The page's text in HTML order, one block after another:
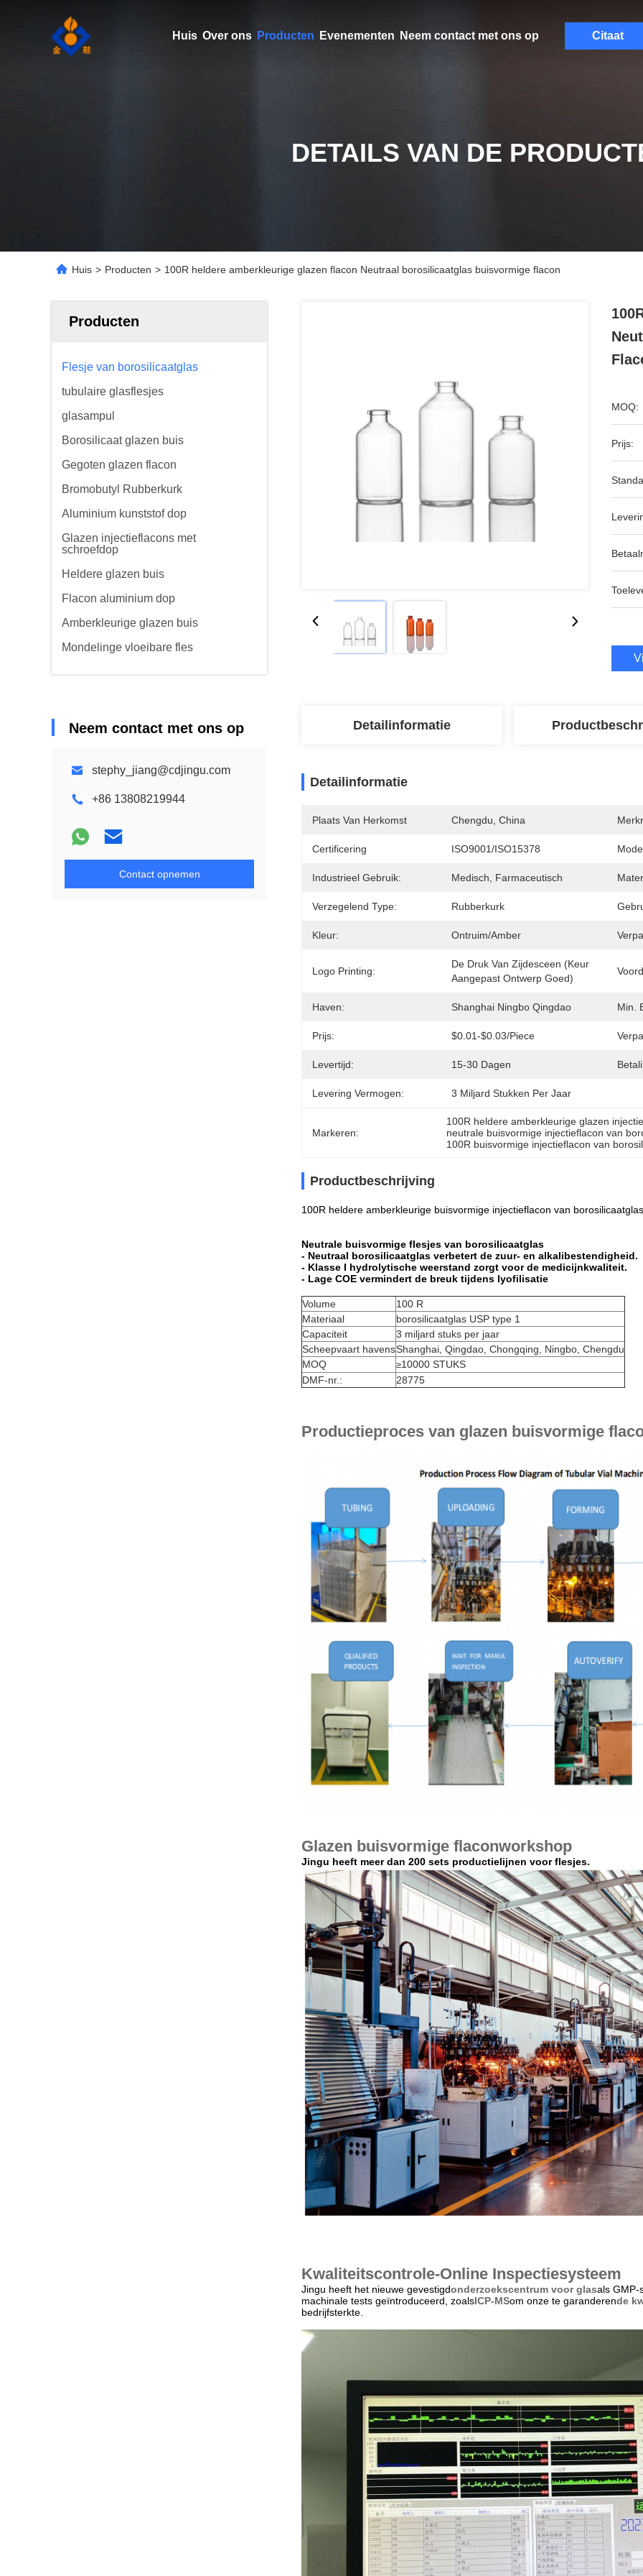
Huis Over ons Producten Evenementen Neem contact met ons op Citaat
DETAILS VAN DE
Huis > Producten > 100R heldere amberkleurige glazen flacon Neutraal borosilicaatglas buisvormige flacon
Producten
Flesje van borosilicaatglas
tubulaire glasflesjes
glasampul
Borosilicaat glazen buis
Gegoten glazen flacon
Bromobutyl Rubberkurk
Aluminium kunststof dop
Glazen injectieflacons met
schroefdop
Heldere glazen buis
Flacon aluminium dop
Amberkleurige glazen buis
Mondelinge vloeibare fles
Neem contact met ons op
stephy_jiang@cdjingu.com
+86 13808219944
Contact opnemen
MOQ:
Prijs:
Detailinformatie
Detailinformatie
Plaats Van Herkomst Chengdu, China
Certificering ISO9001/ISO15378
Industrieel Gebruik: Medisch, Farmaceutisch
Verzegelend Type: Rubberkurk
Kleur: Ontruim/Amber
Logo Printing:
De Druk Van Zijdesceen (keur
Aangepast Ontwerp Goed)
Haven: Shanghai Ningbo Qingdao Min.
Prijs: $0.01-$0.03/piece
Levertijd: 15-30 Dagen
Levering Vermogen: 3 Miljard Stukken Per Jaar
Markeren:
100R heldere amberkleurige glazen
neutrale buisvormige injectieflacon van
100R buisvormige injectieflacon van
Productbeschrijving
100R heldere amberkleurige buisvormige injectieflacon van borosilicaatglas
Neutrale buisvormige flesjes van borosilicaatglas
- Neutraal borosilicaatglas verbetert de zuur- en alkalibestendigheid.
- Klasse I hydrolytische weerstand zorgt voor de medicijnkwaliteit.
- Lage COE vermindert de breuk tijdens lyofilisatie
Volume
100 R
Materiaal
borosilicaatglas USP type 1
Capaciteit
3 miljard stuks per jaar
Scheepvaart havensShanghai, Qingdao, Chongqing, Ningbo, Chengdu
MOQ
≥10000 STUKS
DMF-nr.:
28775
Productieproces van glazen buisvormige
Glazen buisvormige flaconworkshop
Jingu heeft meer dan 200 sets productielijnen voor flesjes.
Kwaliteitscontrole-Online Inspectiesysteem
Jingu heeft het nieuwe gevestigdonderzoekscentrum voor glasals GMP-
machinale tests geïntroduceerd, zoalsICP-MSom onze te garanderende
bedrijfsterkte.